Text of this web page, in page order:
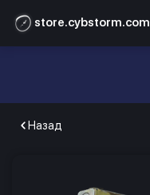
store.cybstorm.com
Назад